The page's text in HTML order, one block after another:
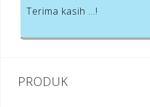
Terima kasih …!
PRODUK